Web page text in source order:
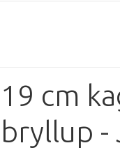
19 cm
bryllup -